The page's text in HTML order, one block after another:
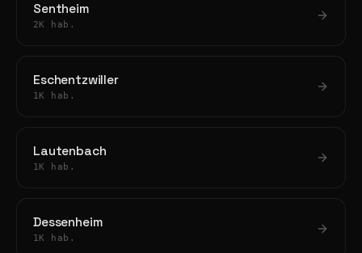
Sentheim
2K hab.
Eschentzwiller
1K hab.
Lautenbach
1K hab.
Dessenheim
1K hab.